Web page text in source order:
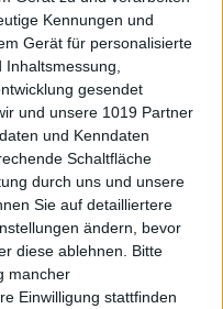
Kennungen und
Gerät für personalisierte
gesendet
und unsere 1019 Partner
und Kenndaten
Schaltfläche
durch uns und unsere
Sie auf detailliertere
ändern, bevor
diese ablehnen.
Bitte
mancher
Einwilligung stattfinden